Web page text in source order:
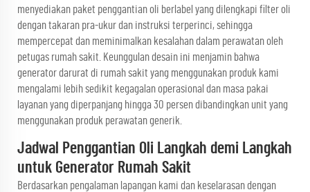
menyediakan paket penggantian oli berlabel yang dilengkapi filter oli
dengan takaran pra-ukur dan instruksi terperinci, sehingga
mempercepat dan meminimalkan kesalahan dalam perawatan oleh
petugas rumah sakit. Keunggulan desain ini menjamin bahwa
generator darurat di rumah sakit yang menggunakan produk kami
mengalami lebih sedikit kegagalan operasional dan masa pakai
layanan yang diperpanjang hingga 30 persen dibandingkan unit yang
menggunakan produk perawatan generik.
Jadwal Penggantian Oli Langkah demi Langkah
untuk Generator Rumah Sakit
Berdasarkan pengalaman lapangan kami dan keselarasan dengan